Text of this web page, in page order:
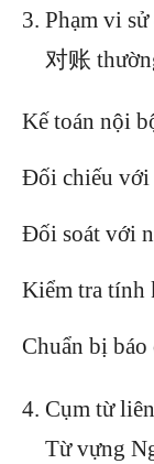
Phạm vi
对账
Kế toán nội
Đối chiếu với
Đối soát với
Kiểm tra tính
Chuẩn bị
Cụm từ
Từ vựng